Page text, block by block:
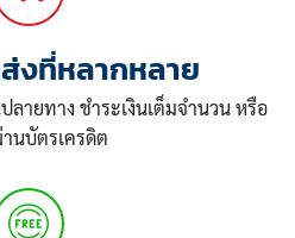
งที่หลากหลาย
ลายทาง ชำระเงินเต็มจำนวน หรือ
นบัตรเครดิต